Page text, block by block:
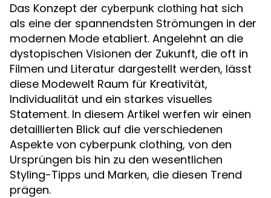
Das Konzept der cyberpunk clothing hat sich
als eine der spannendsten Strömungen in der
modernen Mode etabliert. Angelehnt an die
dystopischen Visionen der Zukunft, die oft in
Filmen und Literatur dargestellt werden, lässt
diese Modewelt Raum für Kreativität,
Individualität und ein starkes visuelles
Statement. In diesem Artikel werfen wir einen
detaillierten Blick auf die verschiedenen
Aspekte von cyberpunk clothing, von den
Ursprüngen bis hin zu den wesentlichen
Styling-Tipps und Marken, die diesen Trend
prägen.